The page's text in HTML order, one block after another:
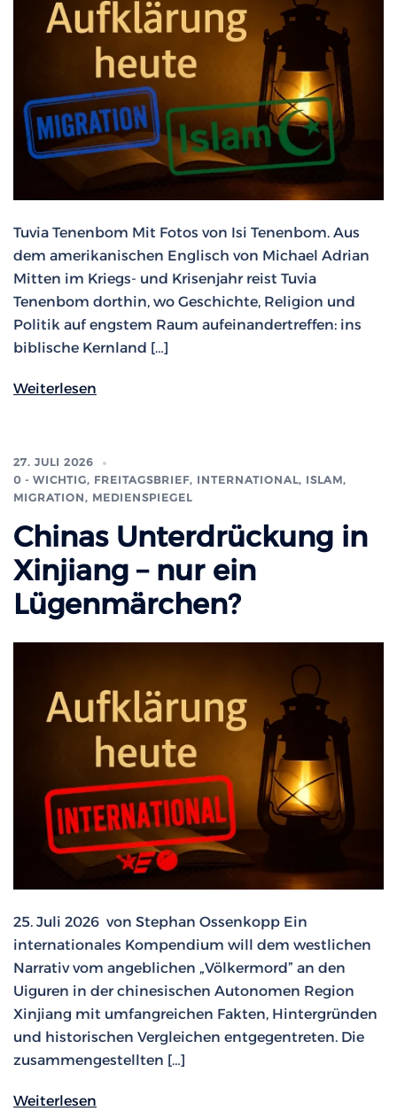
Tuvia Tenenbom Mit Fotos von Isi Tenenbom. Aus
dem amerikanischen Englisch von Michael Adrian
Mitten im Kriegs- und Krisenjahr reist Tuvia
Tenenbom dorthin, wo Geschichte, Religion und
Politik auf engstem Raum aufeinandertreffen: ins
biblische Kernland […]
Weiterlesen
27. JULI 2026
0 - WICHTIG, FREITAGSBRIEF, INTERNATIONAL, ISLAM,
MIGRATION, MEDIENSPIEGEL
Chinas Unterdrückung in
Xinjiang – nur ein
Lügenmärchen?
25. Juli 2026 von Stephan Ossenkopp Ein
internationales Kompendium will dem westlichen
Narrativ vom angeblichen „Völkermord” an den
Uiguren in der chinesischen Autonomen Region
Xinjiang mit umfangreichen Fakten, Hintergründen
und historischen Vergleichen entgegentreten. Die
zusammengestellten […]
Weiterlesen